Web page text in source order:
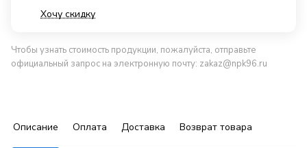
Хочу скидку
Чтобы узнать стоимость продукции, пожалуйста, отправьте
официальный запрос на электронную почту: zakaz@npk96.ru
Описание Оплата Доставка Возврат товара